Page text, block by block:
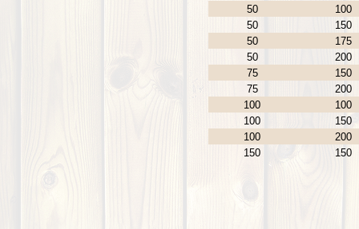
50
100
50
150
50
175
50
200
75
150
75
200
100
100
100
150
100
200
150
150